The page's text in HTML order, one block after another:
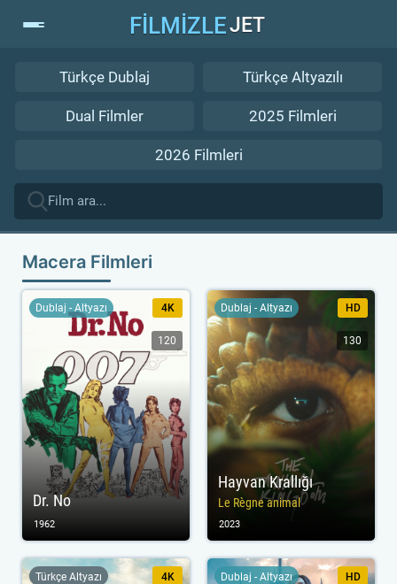
FİLMİZLEJET
Türkçe Dublaj Türkçe Altyazılı
Dual Filmler 2025 Filmleri
2026 Filmleri
Macera Filmleri
Dr. No
Dublaj - Altyazı 4K
120
1962
Hayvan Krallığı
Le Règne animal
Dublaj - Altyazı HD
130
2023
Türkçe Altyazı 4K Dublaj - Altyazı HD